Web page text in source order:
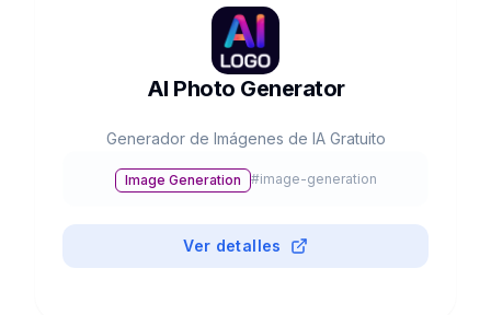
AI Photo Generator
Generador de Imágenes de IA Gratuito
Image Generation #image-generation
Ver detalles